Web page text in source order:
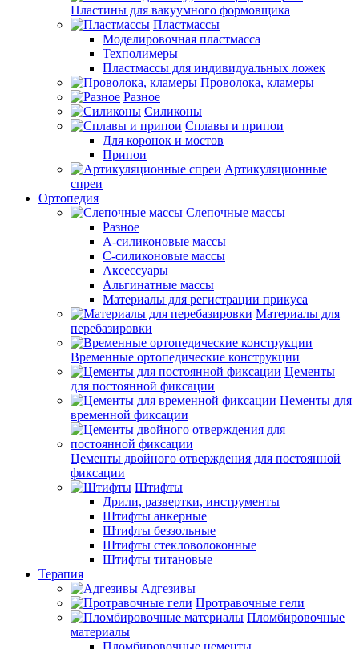
Пластины для вакуумного формовщика
Пластмассы
Моделировочная пластмасса
Техполимеры
Пластмассы для индивидуальных ложек
Проволока, кламеры
Разное
Силиконы
Сплавы и припои
Для коронок и мостов
Припои
Артикуляционные
спреи
Ортопедия
Слепочные массы
Разное
А-силиконовые массы
С-силиконовые массы
Аксессуары
Альгинатные массы
Материалы для регистрации прикуса
Материалы для
перебазировки
Временные ортопедические конструкции
Цементы
для постоянной фиксации
Цементы для
временной фиксации
Цементы двойного отверждения для постоянной
фиксации
Штифты
Дрили, развертки, инструменты
Штифты анкерные
Штифты беззольные
Штифты стекловолоконные
Штифты титановые
Терапия
Адгезивы
Протравочные гели
Пломбировочные
материалы
Пломбировочные цементы